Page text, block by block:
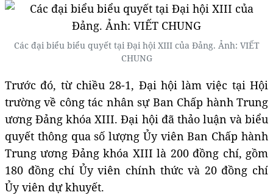
Các đại biểu biểu quyết tại Đại hội XIII của Đảng. Ảnh: VIẾT
CHUNG
Trước đó, từ chiều 28-1, Đại hội làm việc tại Hội
trường về công tác nhân sự Ban Chấp hành Trung
ương Đảng khóa XIII. Đại hội đã thảo luận và biểu
quyết thông qua số lượng Ủy viên Ban Chấp hành
Trung ương Đảng khóa XIII là 200 đồng chí, gồm
180 đồng chí Ủy viên chính thức và 20 đồng chí
Ủy viên dự khuyết.